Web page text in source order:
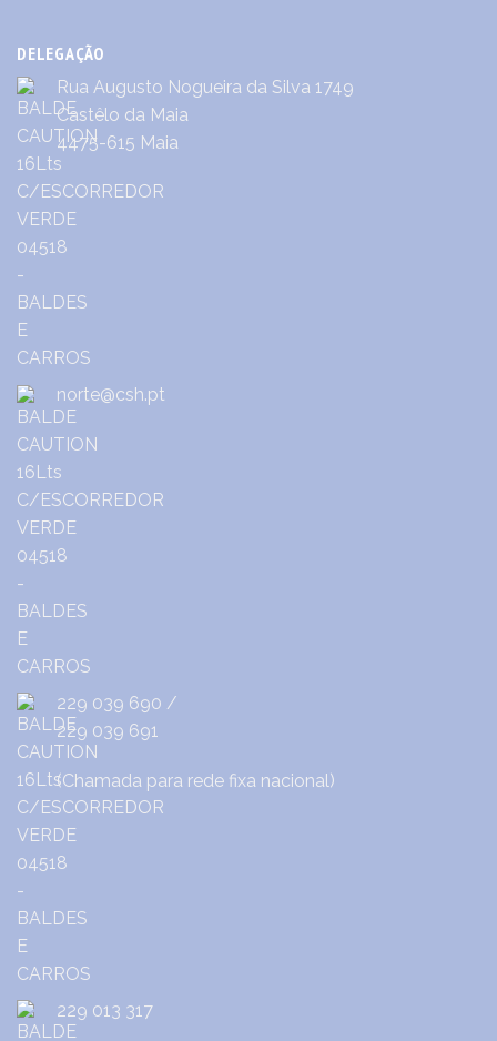
DELEGAÇÃO
Rua Augusto Nogueira da Silva 1749
Castêlo da Maia
4475-615 Maia
norte@csh.pt
229 039 690 /
229 039 691
(Chamada para rede fixa nacional)
229 013 317